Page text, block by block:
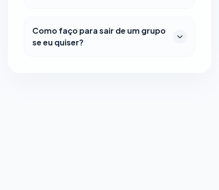
Como faço para sair de um grupo
se eu quiser?